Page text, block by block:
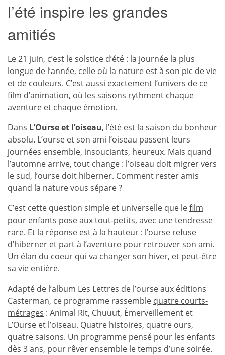
l’été inspire les grandes
amitiés
Le 21 juin, c’est le solstice d’été : la journée la plus
longue de l’année, celle où la nature est à son pic de vie
et de couleurs. C’est aussi exactement l’univers de ce
film d’animation, où les saisons rythment chaque
aventure et chaque émotion.
Dans L’Ourse et l’oiseau, l’été est la saison du bonheur
absolu. L’ourse et son ami l’oiseau passent leurs
journées ensemble, insouciants, heureux. Mais quand
l’automne arrive, tout change : l’oiseau doit migrer vers
le sud, l’ourse doit hiberner. Comment rester amis
quand la nature vous sépare ?
C’est cette question simple et universelle que lefilm
pour enfants pose aux tout-petits, avec une tendresse
rare. Et la réponse est à la hauteur : l’ourse refuse
d’hiberner et part à l’aventure pour retrouver son ami.
Un élan du coeur qui va changer son hiver, et peut-être
sa vie entière.
Adapté de l’album Les Lettres de l’ourse aux éditions
Casterman, ce programme rassemble quatre courts-
métrages : Animal Rit, Chuuut, Émerveillement et
L’Ourse et l’oiseau. Quatre histoires, quatre ours,
quatre saisons. Un programme pensé pour les enfants
dès 3 ans, pour rêver ensemble le temps d’une soirée.